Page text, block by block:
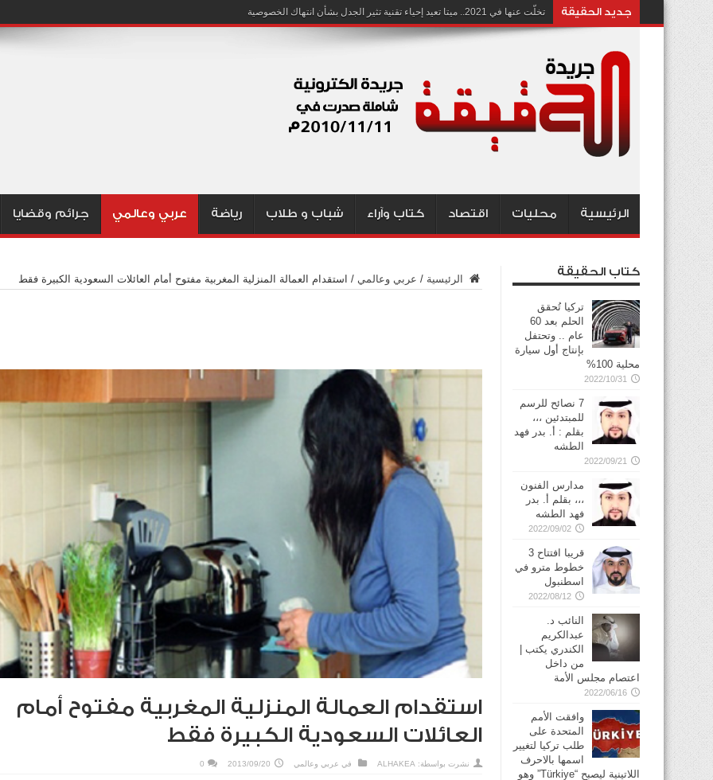
جديد الحقيقة تخلّت عنها في 2021.. ميتا تعيد إحياء تقنية تثير الجدل بشأن انتهاك الخصوصية
الرئيسية محليات اقتصاد كتاب وآراء شباب و طلاب رياضة عربي وعالمي جرائم وقضايا
الرئيسية / عربي وعالمي / استقدام العمالة المنزلية المغربية مفتوح أمام العائلات السعودية الكبيرة فقط
استقدام العمالة المنزلية المغربية مفتوح أمام
العائلات السعودية الكبيرة فقط
نشرت بواسطة: ALHAKEA في عربي وعالمي 2013/09/20
0
كتاب الحقيقة
تركيا تُحقق
الحلم بعد 60
عام .. وتحتفل
بإنتاج أول سيارة
محلية 100%
2022/10/31
7 نصائح للرسم
للمبتدئين ،،،
بقلم : أ. بدر فهد
الطشه
2022/09/21
مدارس الفنون
،،، بقلم أ. بدر
فهد الطشه
2022/09/02
قريبا افتتاح 3
خطوط مترو في
2022/08/12
النائب د.
عبدالكريم
الكندري يكتب |
من داخل
اعتصام مجلس الأمة
2022/06/16
وافقت الأمم
المتحدة على
طلب تركيا لتغيير
اسمها بالاحرف
اللاتينية ليصبح “Türkiye” وهو